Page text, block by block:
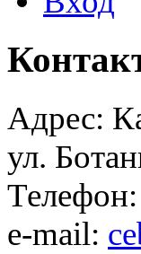
Адрес:
ул.
e-mail: